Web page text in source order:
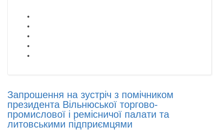
Запрошення на зустріч з помічником
президента Вільнюської торгово-
промислової і ремісничої палати та
литовськими підприємцями